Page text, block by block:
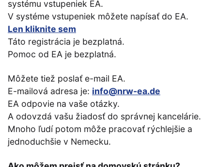
systému vstupeniek EA.
V systéme vstupeniek môžete napísať do EA.
Len kliknite sem
Táto registrácia je bezplatná.
Pomoc od EA je bezplatná.
Môžete tiež poslať e-mail EA.
E-mailová adresa je: info@nrw-ea.de
EA odpovie na vaše otázky.
A odovzdá vašu žiadosť do správnej kancelárie.
Mnoho ľudí potom môže pracovať rýchlejšie a
jednoduchšie v Nemecku.